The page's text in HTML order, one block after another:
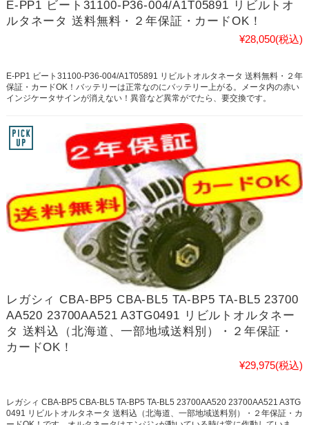
E-PP1 ビート31100-P36-004/A1T05891 リビルトオ
ルタネータ 送料無料・２年保証・カードOK！
¥28,050(税込)
E-PP1 ビート31100-P36-004/A1T05891 リビルトオルタネータ 送料無料・２年
保証・カードOK！バッテリーは正常なのにバッテリー上がる。メータ内の赤い
インジケータサインが消えない！異音など異常がでたら、要交換です。
レガシィ CBA-BP5 CBA-BL5 TA-BP5 TA-BL5 23700
AA520 23700AA521 A3TG0491 リビルトオルタネー
タ 送料込（北海道、一部地域送料別）・２年保証・
カードOK！
¥29,975(税込)
レガシィ CBA-BP5 CBA-BL5 TA-BP5 TA-BL5 23700AA520 23700AA521 A3TG
0491 リビルトオルタネータ 送料込（北海道、一部地域送料別）・２年保証・カ